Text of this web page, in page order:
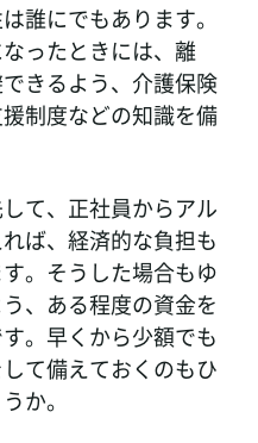
誰にでもあります。
ったときには、離
きるよう、介護保険
制度などの知識を備
て、正社員からアル
ば、経済的な負担も
。そうした場合もゆ
、ある程度の資金を
。早くから少額でも
て備えておくのもひ
か。